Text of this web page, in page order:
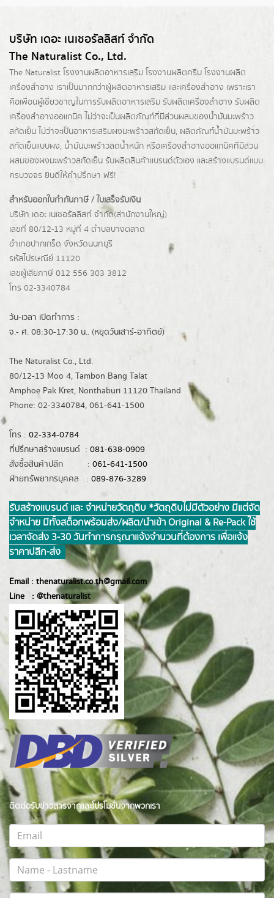
บริษัท เดอะ เนเชอรัลลิสท์ จำกัด
The Naturalist Co., Ltd.
The Naturalist โรงงานผลิตอาหารเสริม โรงงานผลิตครีม โรงงานผลิต
เครื่องสำอาง เราเป็นมากกว่าผู้ผลิตอาหารเสริม และเครื่องสำอาง เพราะเรา
คือเพื่อนผู้เชี่ยวชาญในการรับผลิตอาหารเสริม รับผลิตเครื่องสำอาง รับผลิต
เครื่องสำอางออแกนิค ไม่ว่าจะเป็นผลิตภัณฑ์ที่มีส่วนผสมของน้ำมันมะพร้าว
สกัดเย็น ไม่ว่าจะเป็นอาหารเสริมผงมะพร้าวสกัดเย็น, ผลิตภัณฑ์น้ำมันมะพร้าว
สกัดเย็นแบบผง, น้ำมันมะพร้าวลดน้ำหนัก หรือเครื่องสำอางออแกนิคที่มีส่วน
ผสมของผงมะพร้าวสกัดเย็น รับผลิตสินค้าแบรนด์ตัวเอง และสร้างแบรนด์แบบ
ครบวงจร ยินดีให้คำปรึกษา ฟรี!
สำหรับออกใบกำกับภาษี / ใบเสร็จรับเงิน
บริษัท เดอะ เนเชอรัลลิสท์ จำกัด(ส่านักงานใหญ่)
เลขที่ 80/12-13 หมู่ที่ 4 ตำบลบางตลาด
อำเภอปากเกร็ด จังหวัดนนทบุรี
รหัสไปรษณีย์ 11120
เลขผู้เสียภาษี 012 556 303 3812
โทร 02-3340784
วัน-เวลา เปิดทำการ :
จ.- ศ. 08:30-17:30 น.. (หยุดวันเสาร์-อาทิตย์)
The Naturalist Co., Ltd.
80/12-13 Moo 4, Tambon Bang Talat
Amphoe Pak Kret, Nonthaburi 11120 Thailand
Phone: 02-3340784, 061-641-1500
โทร : 02-334-0784
ที่ปรึกษาสร้างแบรนด์ : 081-638-0909
สั่งซื้อสินค้าปลีก : 061-641-1500
ฝ่ายทรัพยากรบุคคล : 089-876-3289
รับสร้างแบรนด์ และ จำหน่ายวัตถุดิบ *วัตถุดิบไม่มีตัวอย่าง มีแต่จัด
จำหน่าย มีทั้งสต็อกพร้อมส่ง/ผลิต/นำเข้า Original & Re-Pack ใช้
เวลาจัดส่ง 3-30 วันทำการ กรุณาแจ้งจำนวนที่ต้องการ เพื่อแจ้ง
ราคาปลีก-ส่ง
Email : thenaturalist.co.th@gmail.com
Line : @thenaturalist
ติดต่อรับข่าวสารจากและโปรโมชั่นจากพวกเรา